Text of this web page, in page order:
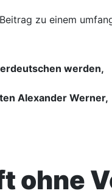
zu einem
werden,
Alexander Werner,
ohne